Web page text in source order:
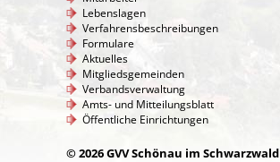
Lebenslagen
Verfahrensbeschreibungen
Formulare
Aktuelles
Mitgliedsgemeinden
Verbandsverwaltung
Amts- und Mitteilungsblatt
Öffentliche Einrichtungen
© 2026 GVV Schönau im Schwarzwald